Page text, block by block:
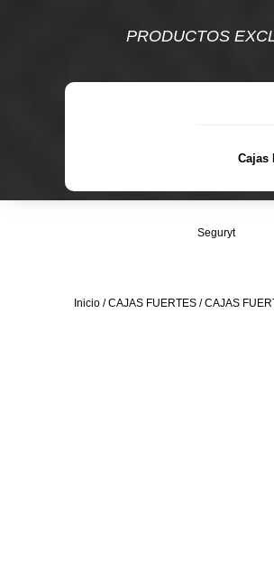
PRODUCTOS
Cajas
Seguryt
Inicio /CAJAS FUERTES /CAJAS